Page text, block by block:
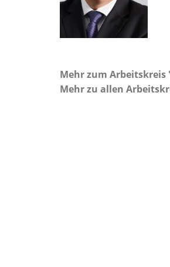
Mehr zum Arbeitskreis
Mehr zu allen